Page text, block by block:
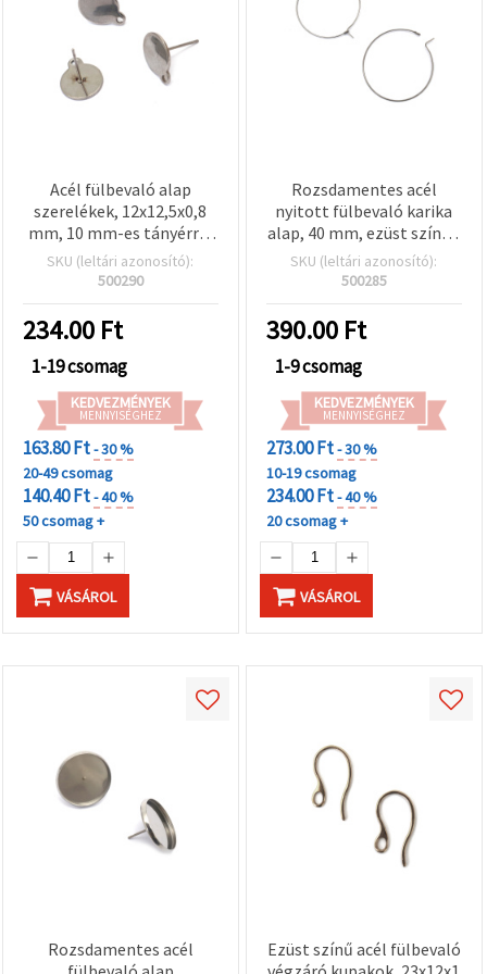
Acél fülbevaló alap
szerelékek, 12x12,5x0,8
mm, 10 mm-es tányérral
és 1 mm-es lyukkal, ezüst
színű - 4 db
SKU (leltári azonosító):
500290
234.00 Ft
1-19 csomag
KEDVEZMÉNYEK
MENNYISÉGHEZ
163.80 Ft- 30 %
20-49 csomag
140.40 Ft- 40 %
50 csomag +
VÁSÁROL
Rozsdamentes acél
nyitott fülbevaló karika
alap, 40 mm, ezüst színű -
10 db
SKU (leltári azonosító):
500285
390.00 Ft
1-9 csomag
KEDVEZMÉNYEK
MENNYISÉGHEZ
273.00 Ft- 30 %
10-19 csomag
234.00 Ft- 40 %
20 csomag +
VÁSÁROL
Rozsdamentes acél
Ezüst színű acél fülbevaló